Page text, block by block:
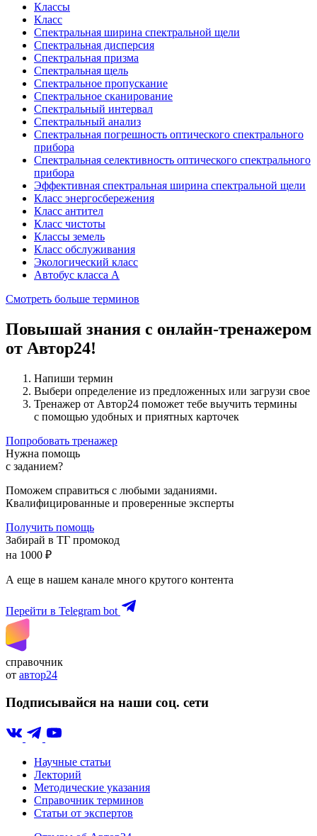
Классы
Класс
Спектральная ширина спектральной щели
Спектральная дисперсия
Спектральная призма
Спектральная щель
Спектральное пропускание
Спектральное сканирование
Спектральный интервал
Спектральный анализ
Спектральная погрешность оптического спектрального
прибора
Спектральная селективность оптического спектрального
прибора
Эффективная спектральная ширина спектральной щели
Класс энергосбережения
Класс антител
Класс чистоты
Классы земель
Класс обслуживания
Экологический класс
Автобус класса А
Смотреть больше терминов
Повышай знания с онлайн-тренажером
от Автор24!
Напиши термин
Выбери определение из предложенных или загрузи свое
Тренажер от Автор24 поможет тебе выучить термины
с помощью удобных и приятных карточек
Попробовать тренажер
Нужна помощь
с заданием?
Поможем справиться с любыми заданиями.
Квалифицированные и проверенные эксперты
Получить помощь
Забирай в ТГ промокод
на 1000 ₽
А еще в нашем канале много крутого контента
Перейти в Telegram bot
справочник
от автор24
Подписывайся на наши соц. сети
Научные статьи
Лекторий
Методические указания
Справочник терминов
Статьи от экспертов